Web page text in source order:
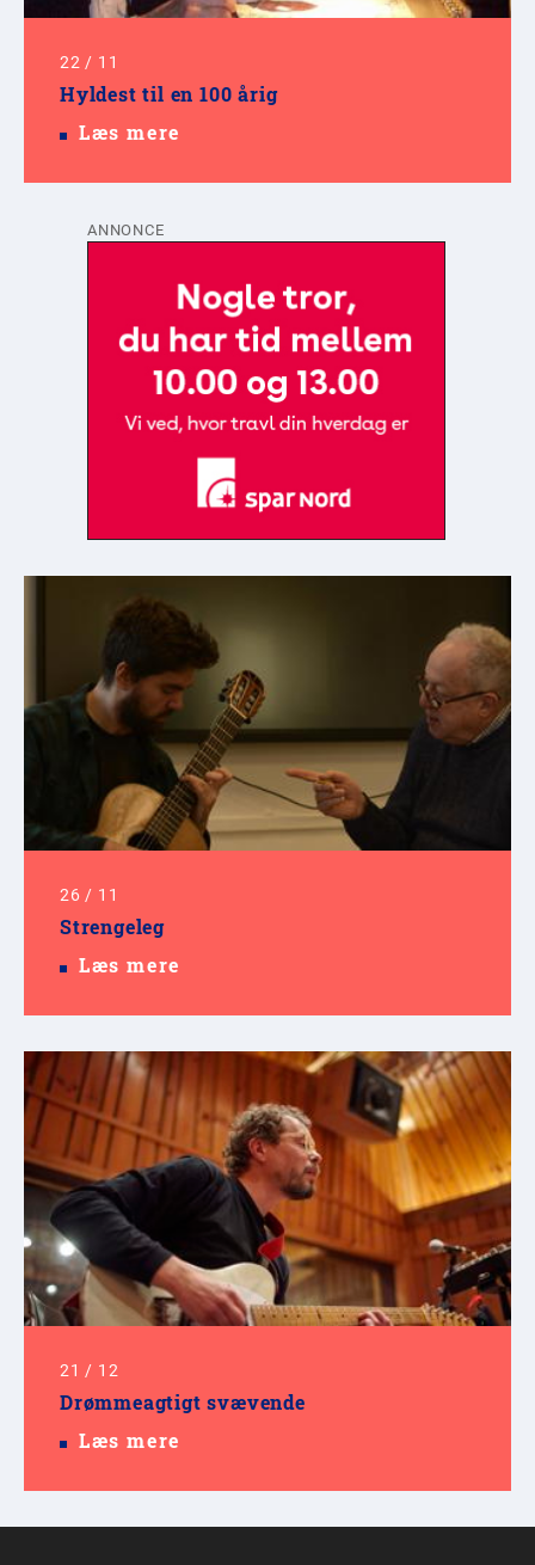
22 / 11
Hyldest til en 100 årig
Læs mere
ANNONCE
26 / 11
Strengeleg
Læs mere
21 / 12
Drømmeagtigt svævende
Læs mere